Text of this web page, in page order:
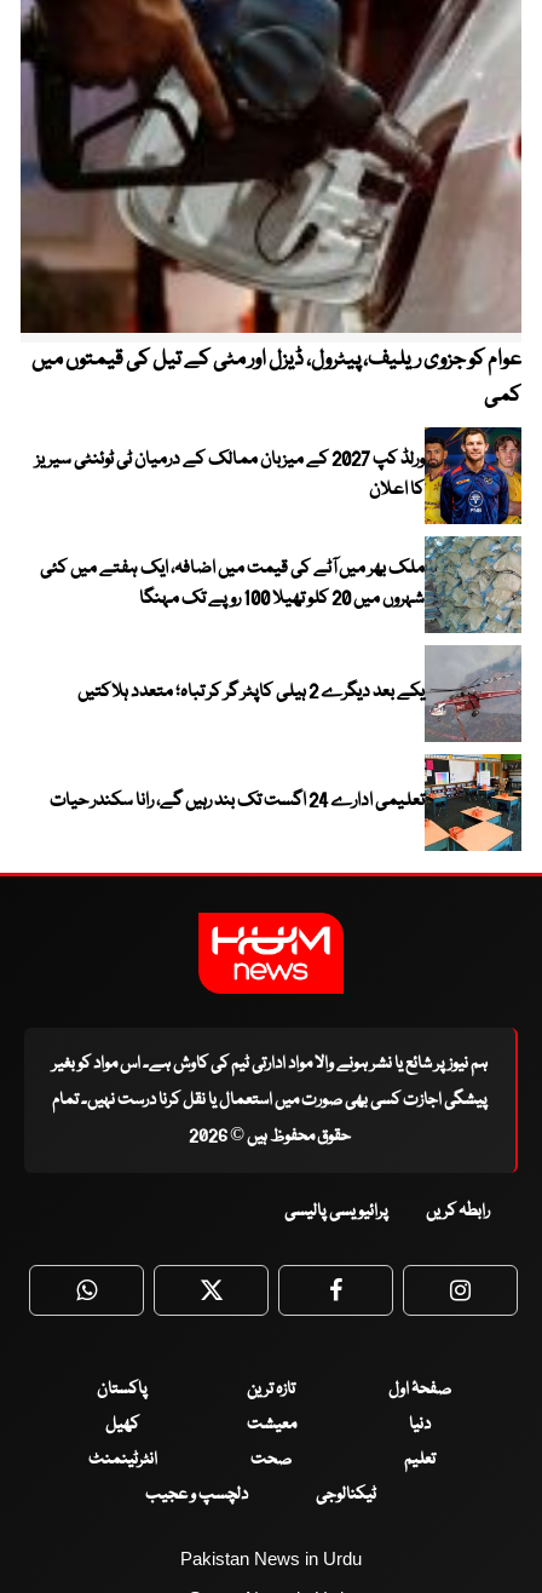
عوام کو جزوی ریلیف، پیٹرول، ڈیزل اور مٹی کے تیل کی قیمتوں میں
کمی
ورلڈ کپ 2027 کے میزبان ممالک کے درمیان ٹی ٹوئنٹی سیریز
کا اعلان
ملک بھر میں آٹے کی قیمت میں اضافہ، ایک ہفتے میں کئی
شہروں میں 20 کلو تھیلا 100 روپے تک مہنگا
یکے بعد دیگرے 2 ہیلی کاپٹر گر کر تباہ؛ متعدد ہلاکتیں
تعلیمی ادارے 24 اگست تک بند رہیں گے، رانا سکندر حیات
ہم نیوز پر شائع یا نشر ہونے والا مواد ادارتی ٹیم کی کاوش ہے۔ اس مواد کو بغیر
پیشگی اجازت کسی بھی صورت میں استعمال یا نقل کرنا درست نہیں۔ تمام
حقوق محفوظ ہیں © 2026
رابطہ کریں پرائیویسی پالیسی
WhatsApp Twitter Facebook
صفحۂ اول تازہ ترین
پاکستان
دنیا
معیشت
کھیل
تعلیم
صحت
انٹرٹینمنٹ
ٹیکنالوجی
دلچسپ و عجیب
Pakistan News in Urdu